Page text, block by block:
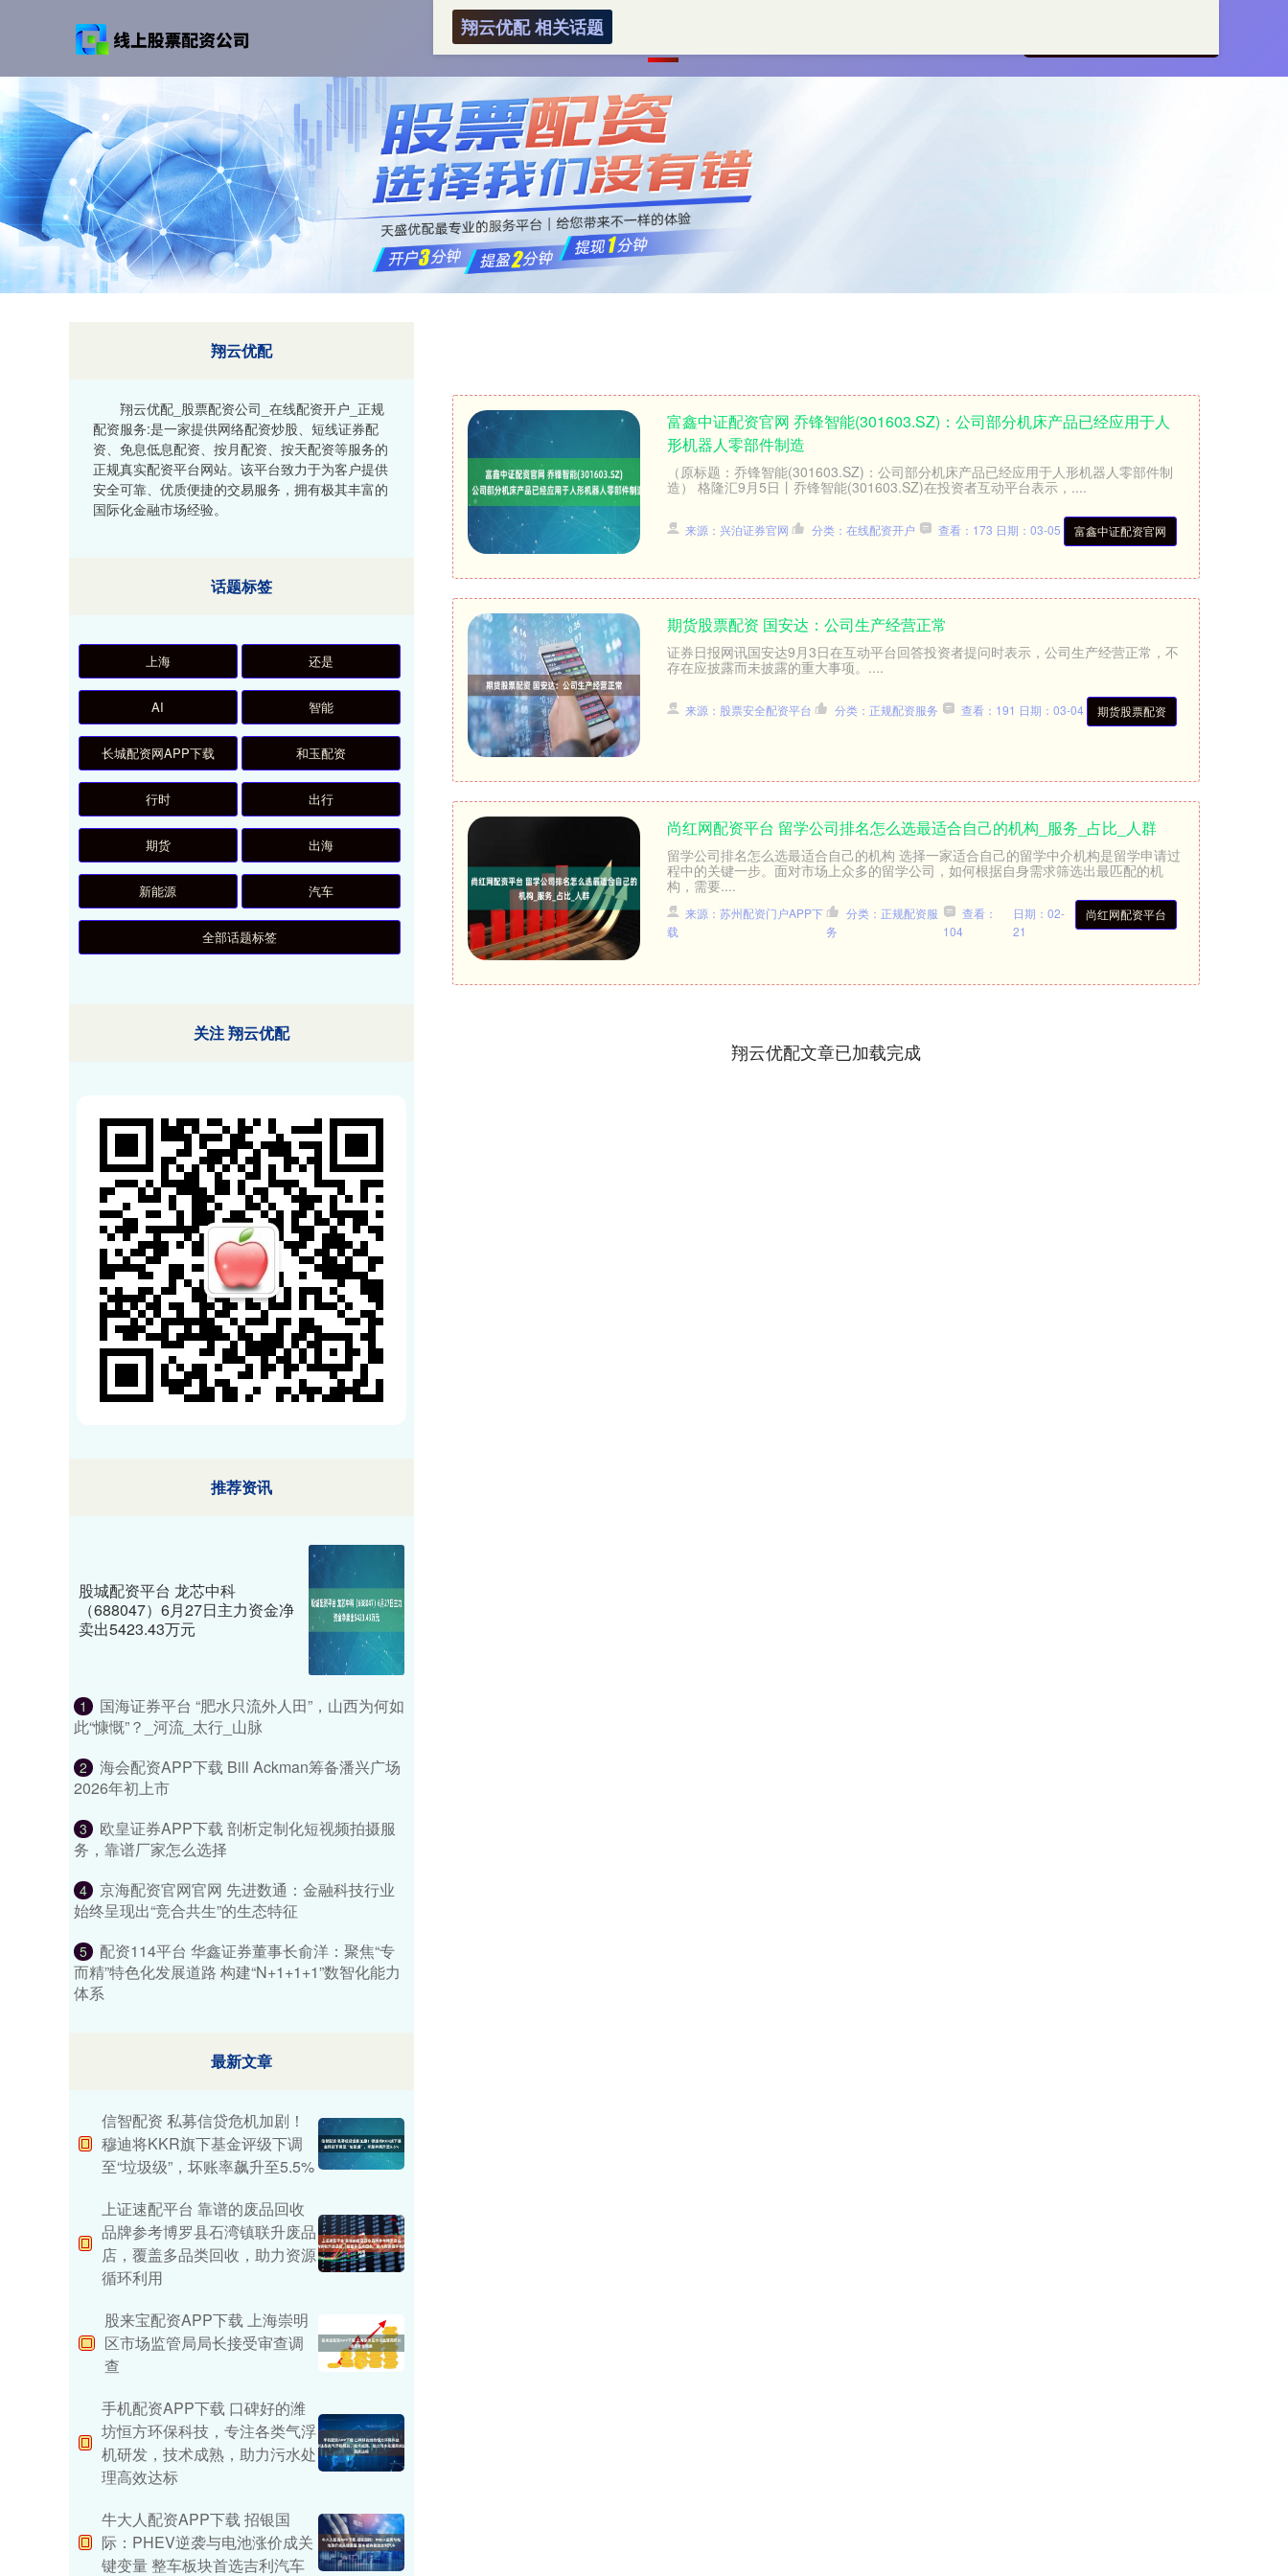
翔云优配 相关话题
富鑫中证配资官网 乔锋智能(301603.SZ)：公司部分机床产品已经应用于人
形机器人零部件制造
（原标题：乔锋智能(301603.SZ)：公司部分机床产品已经应用于人形机器人零部件制
造） 格隆汇9月5日丨乔锋智能(301603.SZ)在投资者互动平台表示，....
富鑫中证配资官网
来源：兴泊证券官网 分类：在线配资开户 查看：173 日期：03-05
期货股票配资 国安达：公司生产经营正常
证券日报网讯国安达9月3日在互动平台回答投资者提问时表示，公司生产经营正常，不
存在应披露而未披露的重大事项。....
期货股票配资
来源：股票安全配资平台 分类：正规配资服务 查看：191 日期：03-04
尚红网配资平台 留学公司排名怎么选最适合自己的机构_服务_占比_人群
留学公司排名怎么选最适合自己的机构 选择一家适合自己的留学中介机构是留学申请过
程中的关键一步。面对市场上众多的留学公司，如何根据自身需求筛选出最匹配的机
构，需要....
尚红网配资平台
来源：苏州配资门户APP下
载
分类：正规配资服
务
查看：
104
日期：02-
21
翔云优配文章已加载完成
翔云优配
翔云优配_股票配资公司_在线配资开户_正规
配资服务:是一家提供网络配资炒股、短线证券配
资、免息低息配资、按月配资、按天配资等服务的
正规真实配资平台网站。该平台致力于为客户提供
安全可靠、优质便捷的交易服务，拥有极其丰富的
国际化金融市场经验。
话题标签
上海 还是
AI 智能
长城配资网APP下载 和玉配资
行时 出行
期货 出海
新能源 汽车
全部话题标签
关注 翔云优配
推荐资讯
股城配资平台 龙芯中科
（688047）6月27日主力资金净
卖出5423.43万元
1
国海证券平台 “肥水只流外人田”，山西为何如
此“慷慨”？_河流_太行_山脉
2
海会配资APP下载 Bill Ackman筹备潘兴广场
2026年初上市
3
欧皇证券APP下载 剖析定制化短视频拍摄服
务，靠谱厂家怎么选择
4
京海配资官网官网 先进数通：金融科技行业
始终呈现出“竞合共生”的生态特征
5
配资114平台 华鑫证券董事长俞洋：聚焦“专
而精”特色化发展道路 构建“N+1+1+1”数智化能力
体系
最新文章
信智配资 私募信贷危机加剧！
穆迪将KKR旗下基金评级下调
至“垃圾级”，坏账率飙升至5.5%
上证速配平台 靠谱的废品回收
品牌参考博罗县石湾镇联升废品
店，覆盖多品类回收，助力资源
循环利用
股来宝配资APP下载 上海崇明
区市场监管局局长接受审查调
查
手机配资APP下载 口碑好的潍
坊恒方环保科技，专注各类气浮
机研发，技术成熟，助力污水处
理高效达标
牛大人配资APP下载 招银国
际：PHEV逆袭与电池涨价成关
键变量 整车板块首选吉利汽车